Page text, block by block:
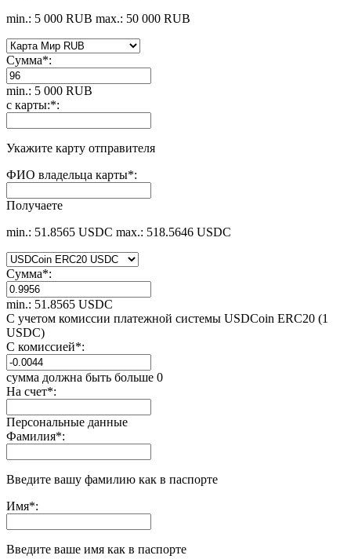
min.: 5 000 RUB max.: 50 000 RUB
Сумма*:
min.: 5 000 RUB
с карты:*:
Укажите карту отправителя
ФИО владельца карты*:
Получаете
min.: 51.8565 USDC max.: 518.5646 USDC
Сумма*:
min.: 51.8565 USDC
С учетом комиссии платежной системы USDCoin ERC20 (1
USDC)
С комиссией*:
сумма должна быть больше 0
На счет*:
Персональные данные
Фамилия*:
Введите вашу фамилию как в паспорте
Имя*:
Введите ваше имя как в паспорте